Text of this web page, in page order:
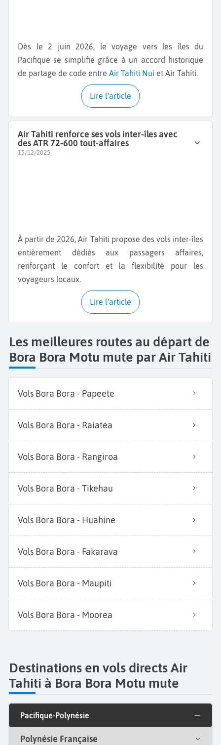
Dès le 2 juin 2026, le voyage vers les îles du
Pacifique se simplifie grâce à un accord historique
de partage de code entre Air Tahiti Nui et Air Tahiti.
Lire l'article
Air Tahiti renforce ses vols inter‑îles avec
des ATR 72‑600 tout-affaires
15/12/2025
À partir de 2026, Air Tahiti propose des vols inter‑îles
entièrement dédiés aux passagers affaires,
renforçant le confort et la flexibilité pour les
voyageurs locaux.
Lire l'article
Les meilleures routes au départ de
Bora Bora Motu mute par Air Tahiti
Vols Bora Bora - Papeete
Vols Bora Bora - Raiatea
Vols Bora Bora - Rangiroa
Vols Bora Bora - Tikehau
Vols Bora Bora - Huahine
Vols Bora Bora - Fakarava
Vols Bora Bora - Maupiti
Vols Bora Bora - Moorea
Destinations en vols directs Air
Tahiti à Bora Bora Motu mute
Pacifique-Polynésie
Polynésie Française